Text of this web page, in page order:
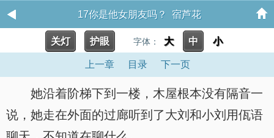
17你是他女朋友吗？ 宿芦花
关灯 护眼 字体： 大 中 小
上一章 目录 下一页
她沿着阶梯下到一楼，木屋根本没有隔音一
说，她走在外面的过廊听到了大刘和小刘用佤语